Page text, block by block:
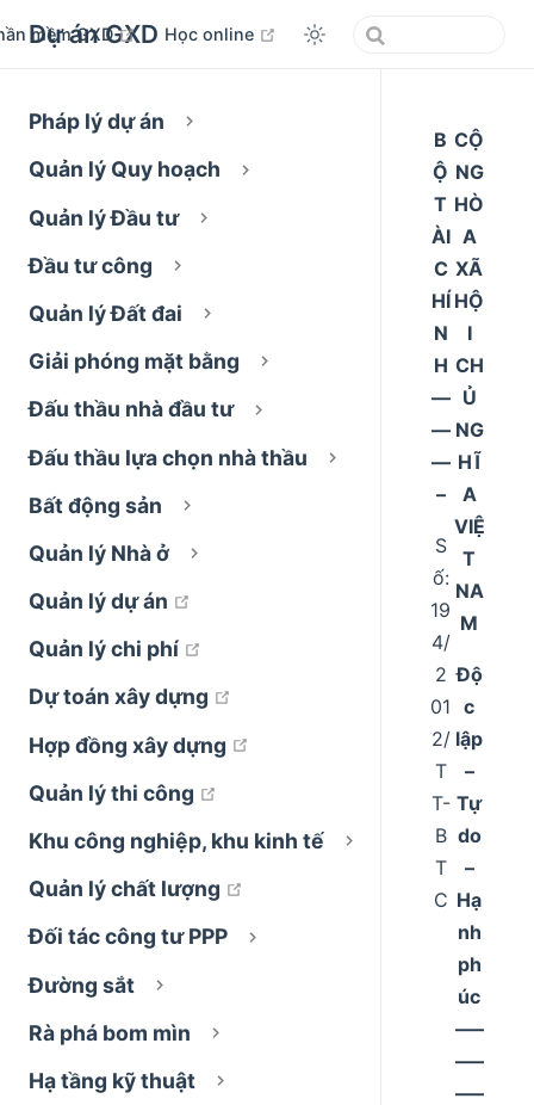
Dự án GXD
mềm GXD open in new window
Học online open in new window
Pháp lý dự án
Quản lý Quy hoạch
Quản lý Đầu tư
Đầu tư công
Quản lý Đất đai
Giải phóng mặt bằng
Đấu thầu nhà đầu tư
Đấu thầu lựa chọn nhà thầu
Bất động sản
Quản lý Nhà ở
Quản lý dự án
Quản lý chi phí
Dự toán xây dựng
open in new window
Hợp đồng xây dựng
open in new window
Quản lý thi công
Khu công nghiệp, khu kinh tế
Quản lý chất lượng
open in new window
Đối tác công tư PPP
Đường sắt
Rà phá bom mìn
Hạ tầng kỹ thuật
B
Ộ
T
ÀI
C
HÍ
N
H
––
––
––
–
S
ố:
19
4/
2
01
2/
T
T-
B
T
C
CỘ
NG
HÒ
A
XÃ
HỘ
I
CH
Ủ
NG
HĨ
A
VIỆ
T
NA
M
Độ
c
lập
–
Tự
do
–
Hạ
nh
ph
úc
–––
–––
–––